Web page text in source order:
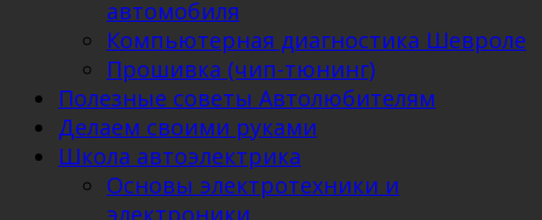
автомобиля
Компьютерная диагностика Шевроле
Прошивка (чип-тюнинг)
Полезные советы Автолюбителям
Делаем своими руками
Школа автоэлектрика
Основы электротехники и
электроники